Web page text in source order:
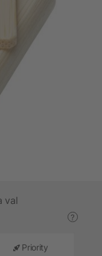
val
?
Priority